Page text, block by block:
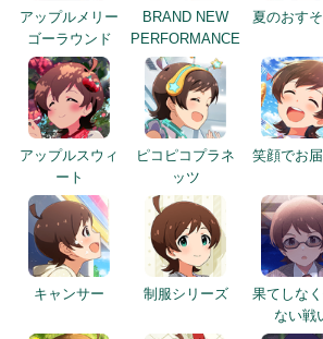
アップルメリー
ゴーラウンド
BRAND NEW
PERFORMANCE
夏のおす
アップルスウィ
ート
ピコピコプラネ
ッツ
笑顔でお届
キャンサー 制服シリーズ
果てしな
ない戦